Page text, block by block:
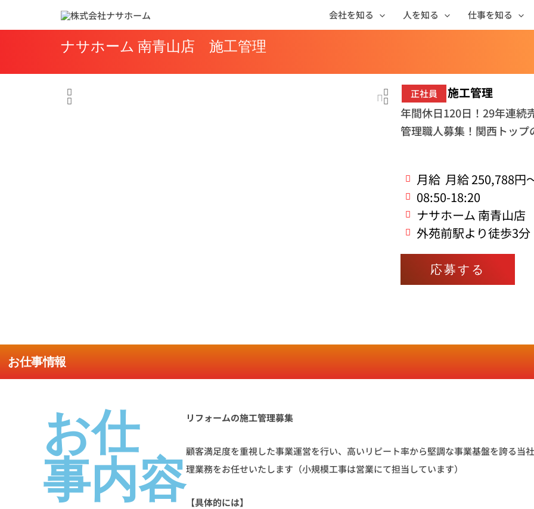
会社を知る 人を知る 仕事を知る
ナサホーム 南青山店 施工管理
正社員 施工管理
年間休日120日！29年連
管理職人募集！関西トップ
月給 月給 250,788円
08:50-18:20
ナサホーム 南青山店
外苑前駅より徒歩3分
応募する
お仕事情報
お仕
事内容
リフォームの施工管理募集
顧客満足度を重視した事業運営を行い、高いリピート率から堅調な事業基盤を誇る当
理業務をお任せいたします（小規模工事は営業にて担当しています）
【具体的には】